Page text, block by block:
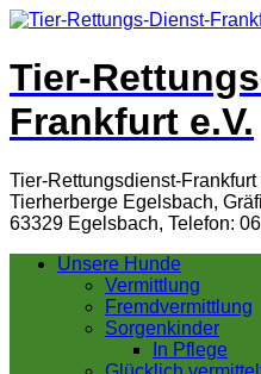
Tier-
Frankfurt e.V.
Tier-Rettungsdienst-Frankfurt
Tierherberge Egelsbach,
63329 Egelsbach, Telefon:
Unsere Hunde
Vermittlung
Fremdvermittlung
Sorgenkinder
In Pflege